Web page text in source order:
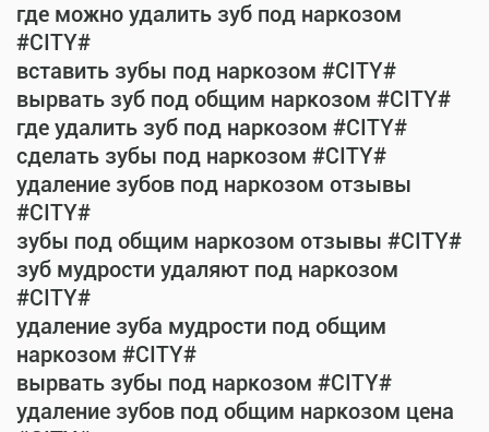
где можно удалить зуб под наркозом
#CITY#
вставить зубы под наркозом #CITY#
вырвать зуб под общим наркозом #CITY#
где удалить зуб под наркозом #CITY#
сделать зубы под наркозом #CITY#
удаление зубов под наркозом отзывы
#CITY#
зубы под общим наркозом отзывы #CITY#
зуб мудрости удаляют под наркозом
#CITY#
удаление зуба мудрости под общим
наркозом #CITY#
вырвать зубы под наркозом #CITY#
удаление зубов под общим наркозом цена